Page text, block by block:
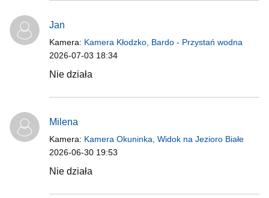
Jan
Kamera: Kamera Kłodzko, Bardo - Przystań wodna
2026-07-03 18:34
Nie działa
Milena
Kamera: Kamera Okuninka, Widok na Jezioro Białe
2026-06-30 19:53
Nie działa